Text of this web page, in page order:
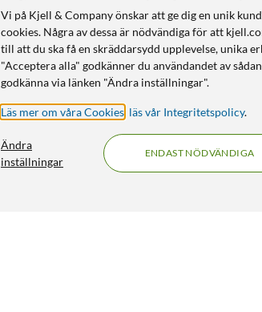
Vi på Kjell & Company önskar att ge dig en unik
cookies. Några av dessa är nödvändiga för att
till att du ska få en skräddarsydd upplevelse, unika
"Acceptera alla" godkänner du användandet av
godkänna via länken "Ändra inställningar".
Läs mer om våra Cookies läs vår Integritetspolicy.
Ändra
inställningar
ENDAST NÖDVÄNDIGA